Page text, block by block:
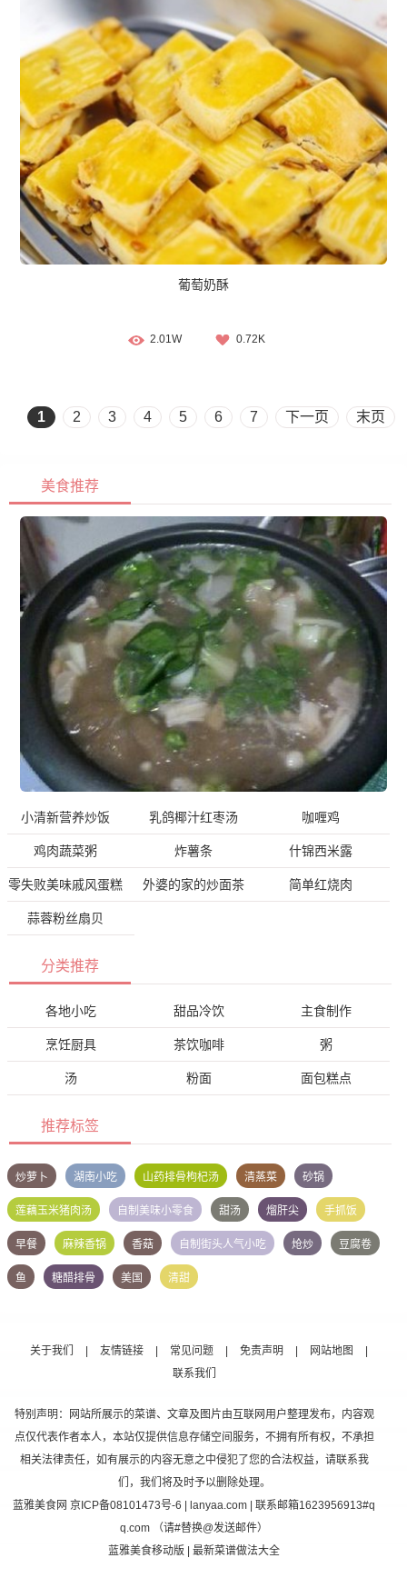
葡萄奶酥
2.01W 0.72K
1 2 3 4 5 6 7 下一页 末页
美食推荐
小清新营养炒饭 乳鸽椰汁红枣汤 咖喱鸡
鸡肉蔬菜粥 炸薯条 什锦西米露
零失败美味戚风蛋糕 外婆的家的炒面茶 简单红烧肉
蒜蓉粉丝扇贝
分类推荐
各地小吃 甜品冷饮 主食制作
烹饪厨具 茶饮咖啡 粥
汤 粉面 面包糕点
推荐标签
炒萝卜 湖南小吃 山药排骨枸杞汤 清蒸菜 砂锅
莲藕玉米猪肉汤 自制美味小零食 甜汤 熘肝尖 手抓饭
早餐 麻辣香锅 香菇 自制街头人气小吃 炝炒 豆腐卷
鱼 糖醋排骨 美国 清甜
关于我们 | 友情链接 | 常见问题 | 免责声明 | 网站地图
|
联系我们
特别声明：网站所展示的菜谱、文章及图片由互联网用户整理发布，内容观
点仅代表作者本人，本站仅提供信息存储空间服务，不拥有所有权，不承担
相关法律责任，如有展示的内容无意之中侵犯了您的合法权益，请联系我
们，我们将及时予以删除处理。
蓝雅美食网 京ICP备08101473号-6 | lanyaa.com | 联系邮箱1623956913#q
q.com （请#替换@发送邮件）
蓝雅美食移动版 | 最新菜谱做法大全